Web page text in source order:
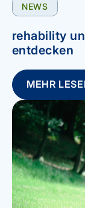
NEWS
rehability
entdecken
MEHR